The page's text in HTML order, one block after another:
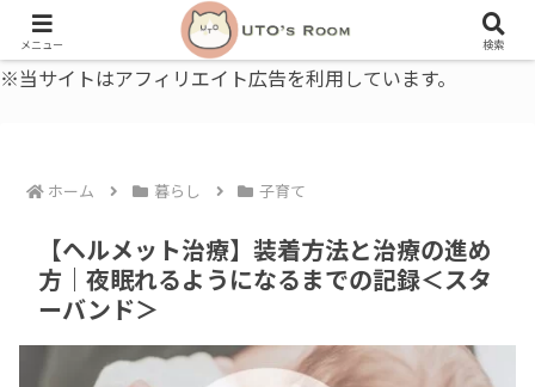
うとの部屋｜毎日に、ちょっと役立つ色と暮らし、健康のこと。
※当サイトはアフィリエイト広告を利用しています。
ホーム 暮らし 子育て
【ヘルメット治療】装着方法と治療の進め
方｜夜眠れるようになるまでの記録＜スタ
ーバンド＞
メニュー 検索